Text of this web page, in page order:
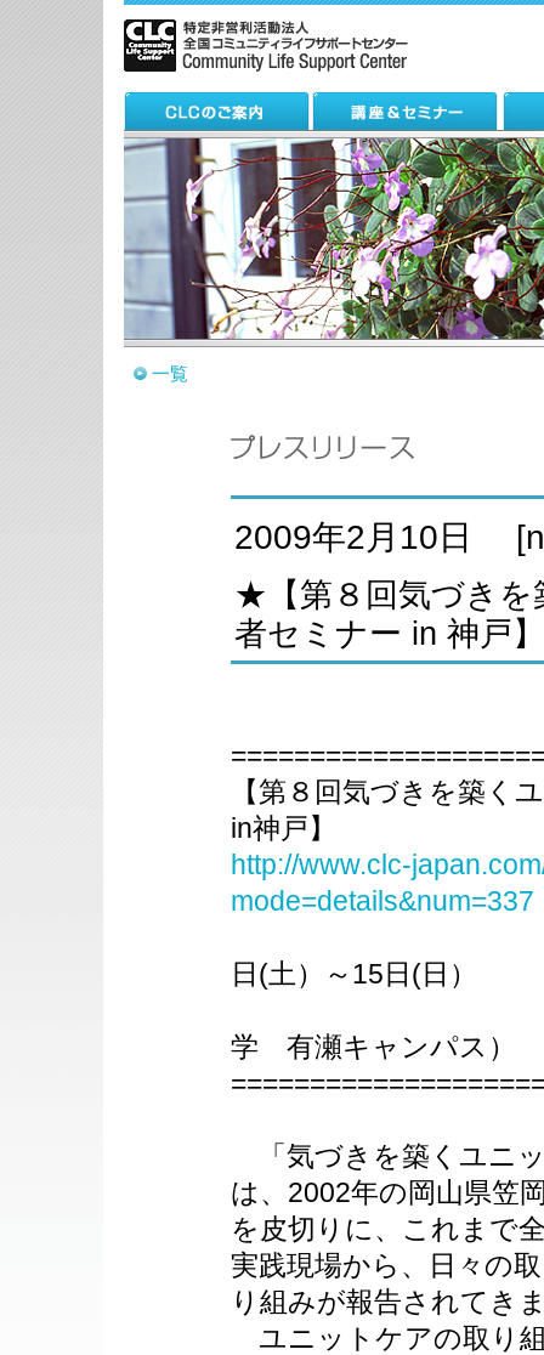
一覧
2009年2月10日
★【第８回気づきを
者セミナー in 神戸
【第８回気づきを築く
in神戸】
http://www.clc-
mode=details&num=337
日(土）～15日(日）
学 有瀬キャンパス）
「気づきを築くユニ
は、2002年の岡山県笠
を皮切りに、これまで
実践現場から、日々の取
り組みが報告されてき
ユニットケアの取り